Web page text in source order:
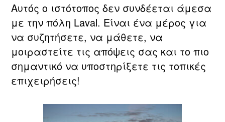
Αυτός ο ιστότοπος δεν συνδέεται άμεσα
με την πόλη Laval. Είναι ένα μέρος για
να συζητήσετε, να μάθετε, να
μοιραστείτε τις απόψεις σας και το πιο
σημαντικό να υποστηρίξετε τις τοπικές
επιχειρήσεις!